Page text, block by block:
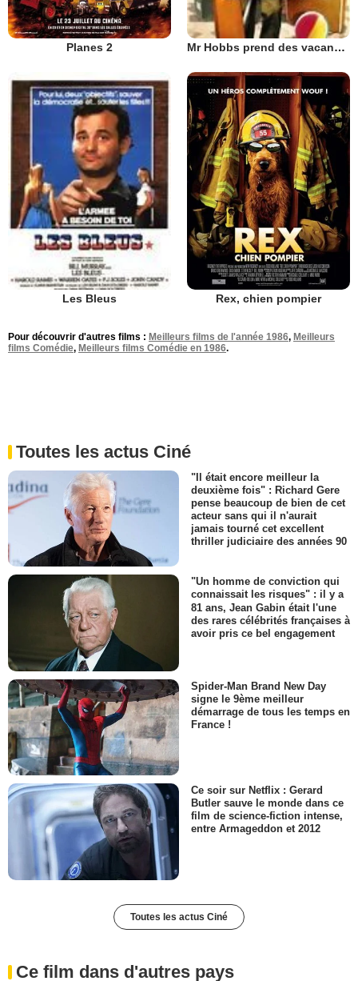
Planes 2 Mr Hobbs prend des vacances
Les Bleus Rex, chien pompier
Pour découvrir d'autres films : Meilleurs films de l'année 1986, Meilleurs
films Comédie, Meilleurs films Comédie en 1986.
Toutes les actus Ciné
"Il était encore meilleur la
deuxième fois" : Richard Gere
pense beaucoup de bien de cet
acteur sans qui il n'aurait
jamais tourné cet excellent
thriller judiciaire des années 90
"Un homme de conviction qui
connaissait les risques" : il y a
81 ans, Jean Gabin était l'une
des rares célébrités françaises à
avoir pris ce bel engagement
Spider-Man Brand New Day
signe le 9ème meilleur
démarrage de tous les temps en
France !
Ce soir sur Netflix : Gerard
Butler sauve le monde dans ce
film de science-fiction intense,
entre Armageddon et 2012
Toutes les actus Ciné
Ce film dans d'autres pays